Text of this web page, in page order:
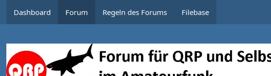
Dashboard Forum Regeln des Forums Filebase